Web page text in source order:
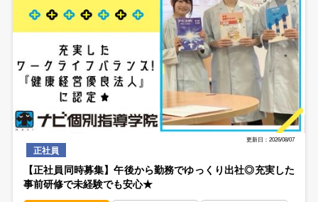
更新日：2026/08/07
正社員
【正社員同時募集】午後から勤務でゆっくり出社◎充実した
事前研修で未経験でも安心★